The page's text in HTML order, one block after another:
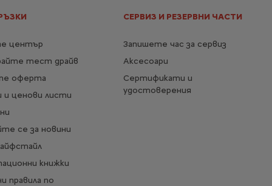
161 Вч/км
/56 998,46 лв. с ДДС
Повече детайли
център
тест драйв
оферта
и ценови листи
се за новини
книжки
правила по
СЕРВИЗ И РЕЗЕРВНИ ЧАСТИ
Запишете час за сервиз
Аксесоари
Сертификати и
удостоверения